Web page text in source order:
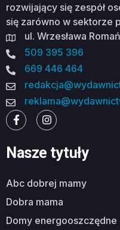
rozwijający się zespół
się zarówno w sektorze
ul. Wrzesława
509 395 396
669 446 464
Nasze tytuły
abc dobrej mamy
dobra mama
domy energooszczędne